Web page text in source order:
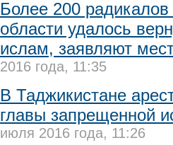
Более 200
области удалось
ислам, заявляют
2016 года, 11:35
В Таджикистане
главы запрещенной
июля 2016 года, 11:26